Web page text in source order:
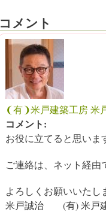
コメント
❨有❩米戸建築工房 米
コメント:
お役に立てると思いま
ご連絡は、ネット経
よろしくお願いいたし
米戸誠治 (有) 米戸